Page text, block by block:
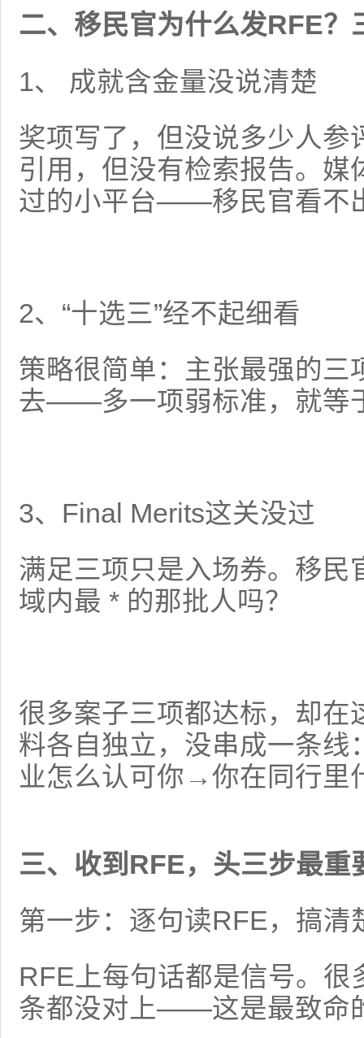
二、移民官为什么发RFE？
1、 成就含金量没说清楚
奖项写了，但没说多少人参
引用，但没有检索报告。
过的小平台——移民官看不
2、“十选三”经不起细看
策略很简单：主张最强的三
去——多一项弱标准，就等
3、Final Merits这关没过
满足三项只是入场券。移民
域内最 * 的那批人吗？
很多案子三项都达标，却
料各自独立，没串成一条
业怎么认可你→你在同行里
三、收到RFE，头三步最重
第一步：逐句读RFE，搞清
RFE上每句话都是信号。
条都没对上——这是最致命